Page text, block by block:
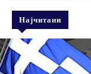
Најчитани